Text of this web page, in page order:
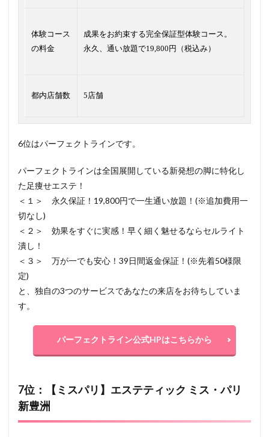
体験コース
の料金
成果をお約束する完全保証型体験コース。
永久、通い放題で19,800円（税込み）
都内店舗数 5店舗
6位はパーフェクトラインです。
パーフェクトラインは全国展開している新発想の脚に特化し
た足痩せエステ！
＜１＞ 永久保証！19,800円で一生通い放題！(※追加費用一
切なし)
＜２＞ 効果をすぐに実感！早く細く魅せるならセルライト
潰し！
＜３＞ 万が一でも安心！39日間返金保証！(※先着50様限
定)
と、独自の3つのサービスであなたの来店をお待ちしていま
す。
パーフェクトライン公式HPはこちらから
7位：【ミスパリ】エステティック ミス・パリ
新豊洲